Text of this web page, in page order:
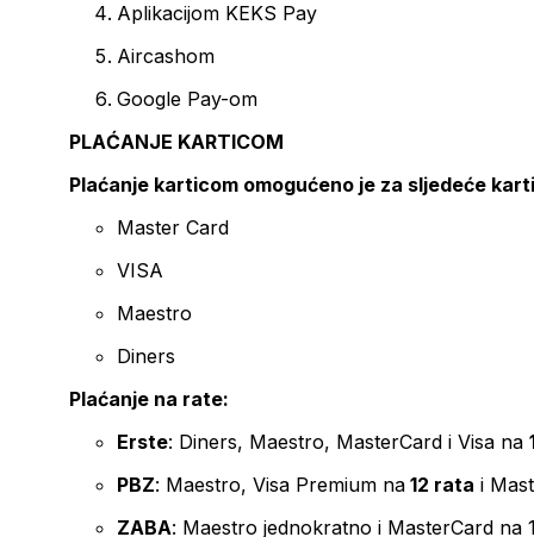
Aplikacijom KEKS Pay
Aircashom
Google Pay-om
PLAĆANJE KARTICOM
Plaćanje karticom omogućeno je za sljedeće
Master Card
VISA
Maestro
Diners
Plaćanje na rate:
Erste: Diners, Maestro, MasterCard i Visa na
PBZ: Maestro, Visa Premium na 12 rata i
ZABA: Maestro jednokratno i MasterCard na